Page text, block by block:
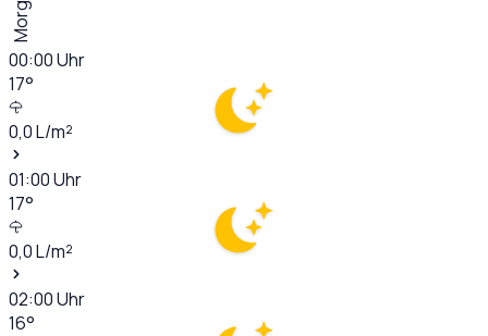
00:00Uhr
17°
0,0L/m²
01:00Uhr
17°
0,0L/m²
02:00Uhr
16°